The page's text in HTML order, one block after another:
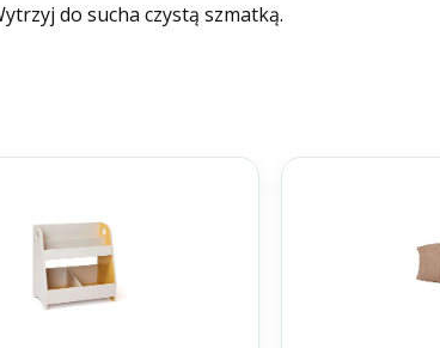
do sucha czystą szmatką.